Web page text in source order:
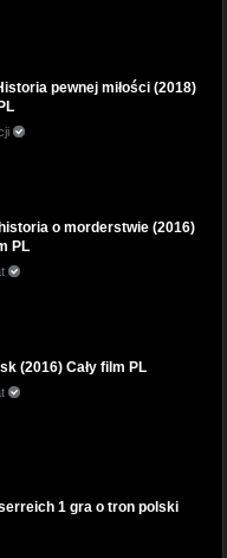
pewnej miłości (2018)
o morderstwie (2016)
PL
(2016) Cały film PL
1 gra o tron polski